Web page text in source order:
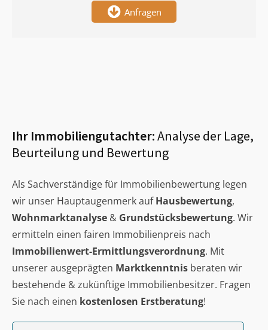
Anfragen
Ihr Immobiliengutachter:Analyse der Lage,
Beurteilung und Bewertung
Als Sachverständige für Immobilienbewertung legen
wir unser Hauptaugenmerk aufHausbewertung,
Wohnmarktanalyse & Grundstücksbewertung. Wir
ermitteln einen fairen Immobilienpreis nach
Immobilienwert-Ermittlungsverordnung. Mit
unserer ausgeprägten Marktkenntnis beraten wir
bestehende & zukünftige Immobilienbesitzer. Fragen
Sie nach einen kostenlosen Erstberatung!